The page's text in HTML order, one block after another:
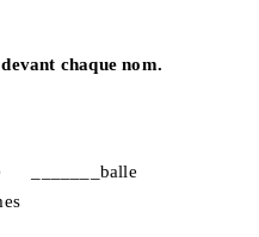
chaque nom.
_______balle